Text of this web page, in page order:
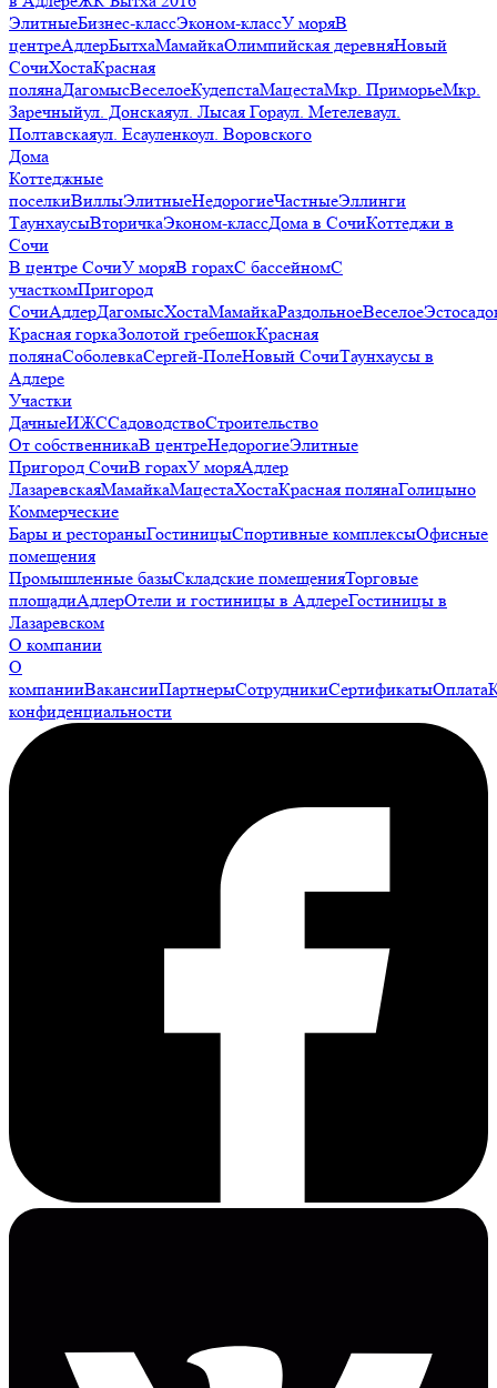
ЭлитныеБизнес-классЭконом-классУ моряВ
центреАдлерБытхаМамайкаОлимпийская деревняНовый
СочиХостаКрасная
полянаДагомысВеселоеКудепстаМацестаМкр. ПриморьеМкр.
Заречныйул. Донскаяул. Лысая Гораул. Метелеваул.
Полтавскаяул. Есауленкоул. Воровского
Дома
Коттеджные
поселкиВиллыЭлитныеНедорогиеЧастныеЭллинги
ТаунхаусыВторичкаЭконом-классДома в СочиКоттеджи в
Сочи
В центре СочиУ моряВ горахС бассейномС
участкомПригород
СочиАдлерДагомысХостаМамайкаРаздольноеВеселое
Красная горкаЗолотой гребешокКрасная
полянаСоболевкаСергей-ПолеНовый СочиТаунхаусы в
Адлере
Участки
ДачныеИЖССадоводствоСтроительство
От собственникаВ центреНедорогиеЭлитные
Пригород СочиВ горахУ моряАдлер
ЛазаревскаяМамайкаМацестаХостаКрасная полянаГолицыно
Коммерческие
Бары и рестораныГостиницыСпортивные комплексыОфисные
помещения
Промышленные базыСкладские помещенияТорговые
площадиАдлерОтели и гостиницы в АдлереГостиницы в
Лазаревском
О компании
О
компанииВакансииПартнерыСотрудникиСертификатыОплата
конфиденциальности